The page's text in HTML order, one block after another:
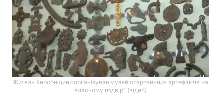
Житель Херсонщини організував музей старовинних артефактів на
власному подвір’ї (відео)